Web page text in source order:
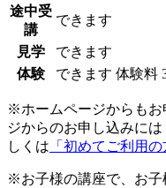
途中受
講
できます
見学
できます
体験
できます 体験料
※ホームページからもお
ジからのお申し込みに
しくは 「初めてご利用の
※お子様の講座で、お子